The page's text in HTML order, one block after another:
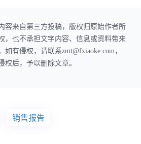
容来自第三方投稿，版权归原始作者所
，也不承担文字内容、信息或资料带来
有侵权，请联系zmt@fxiaoke.com，
权后，予以删除文章。
销售报告